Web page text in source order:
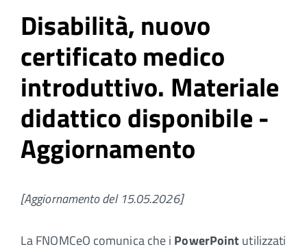
Disabilità, nuovo
certificato medico
introduttivo. Materiale
didattico disponibile -
Aggiornamento
[Aggiornamento del 15.05.2026]
La FNOMCeO comunica che i PowerPoint utilizzati